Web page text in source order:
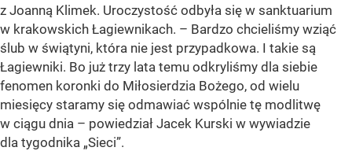
z Joanną Klimek. Uroczystość odbyła się w sanktuarium
w krakowskich Łagiewnikach. – Bardzo chcieliśmy wziąć
ślub w świątyni, która nie jest przypadkowa. I takie są
Łagiewniki. Bo już trzy lata temu odkryliśmy dla siebie
fenomen koronki do Miłosierdzia Bożego, od wielu
miesięcy staramy się odmawiać wspólnie tę modlitwę
w ciągu dnia – powiedział Jacek Kurski w wywiadzie
dla tygodnika „Sieci”.